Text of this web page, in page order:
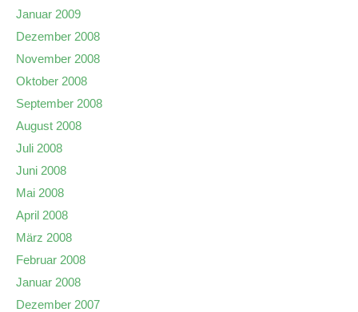
Januar 2009
Dezember 2008
November 2008
Oktober 2008
September 2008
August 2008
Juli 2008
Juni 2008
Mai 2008
April 2008
März 2008
Februar 2008
Januar 2008
Dezember 2007